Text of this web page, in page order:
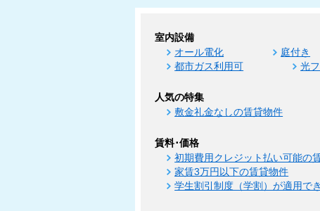
室内設備
オール電化 庭付き
都市ガス利用可
光
人気の特集
敷金礼金なしの賃貸物件
賃料･価格
初期費用クレジット払い可能の
家賃3万円以下の賃貸物件
学生割引制度（学割）が適用で